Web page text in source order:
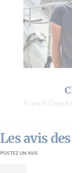
Les avis
POSTEZ UN AVIS